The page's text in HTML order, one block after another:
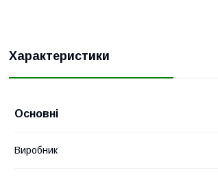
Характеристики
Основні
Виробник